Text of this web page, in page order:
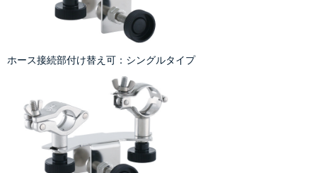
ホース接続部付け替え可：シングルタイプ